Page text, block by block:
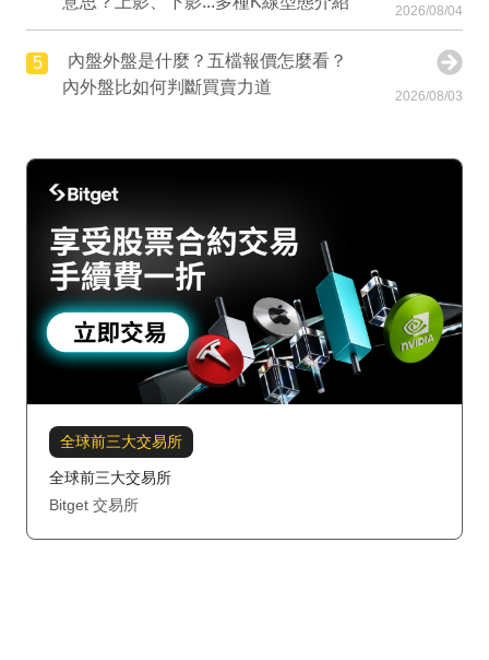
2026/08/04
5
內盤外盤是什麼？五檔報價怎麼看？
內外盤比如何判斷買賣力道
2026/08/03
全球前三大交易所
全球前三大交易所
Bitget 交易所